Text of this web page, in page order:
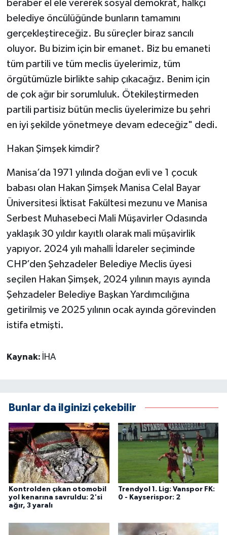
beraber el ele vererek sosyal demokrat, halkçı
belediye öncülüğünde bunların tamamını
gerçekleştireceğiz. Bu süreçler biraz sancılı
oluyor. Bu bizim için bir emanet. Biz bu emaneti
tüm partili ve tüm meclis üyelerimiz, tüm
örgütümüzle birlikte sahip çıkacağız. Benim için
de çok ağır bir sorumluluk. Ötekileştirmeden
partili partisiz bütün meclis üyelerimize bu şehri
en iyi şekilde yönetmeye devam edeceğiz" dedi.
Hakan Şimşek kimdir?
Manisa’da 1971 yılında doğan evli ve 1 çocuk
babası olan Hakan Şimşek Manisa Celal Bayar
Üniversitesi İktisat Fakültesi mezunu ve Manisa
Serbest Muhasebeci Mali Müşavirler Odasında
yaklaşık 30 yıldır kayıtlı olarak mali müşavirlik
yapıyor. 2024 yılı mahalli İdareler seçiminde
CHP’den Şehzadeler Belediye Meclis üyesi
seçilen Hakan Şimşek, 2024 yılının mayıs ayında
Şehzadeler Belediye Başkan Yardımcılığına
getirilmiş ve 2025 yılının ocak ayında görevinden
istifa etmişti.
Kaynak: İHA
Bunlar da ilginizi çekebilir
Kontrolden çıkan otomobil
yol kenarına savruldu: 2'si
ağır, 3 yaralı
Trendyol 1. Lig: Vanspor FK:
0 - Kayserispor: 2